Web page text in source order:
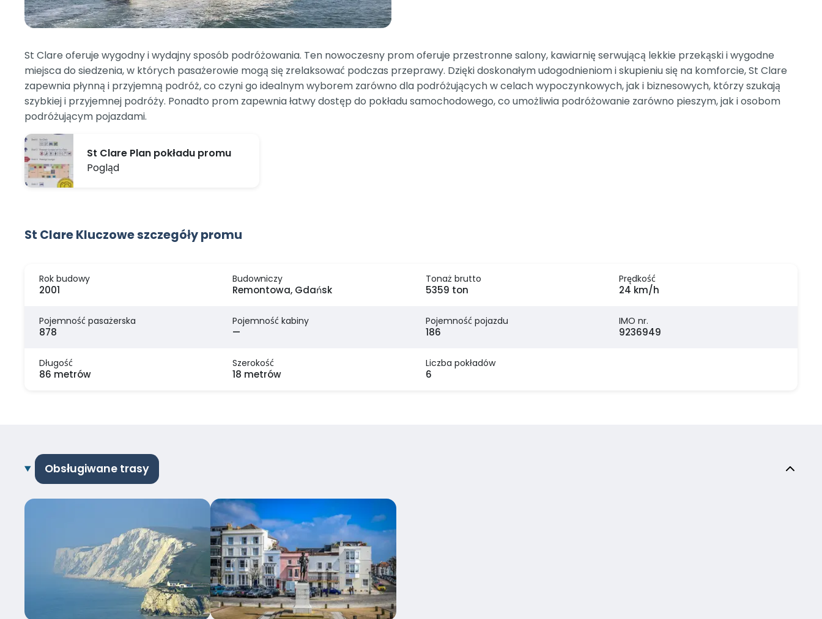
St Clare oferuje wygodny i wydajny sposób podróżowania. Ten nowoczesny prom oferuje przestronne salony, kawiarnię serwującą lekkie przekąski i wygodne
miejsca do siedzenia, w których pasażerowie mogą się zrelaksować podczas przeprawy. Dzięki doskonałym udogodnieniom i skupieniu się na komforcie, St Clare
zapewnia płynną i przyjemną podróż, co czyni go idealnym wyborem zarówno dla podróżujących w celach wypoczynkowych, jak i biznesowych, którzy szukają
szybkiej i przyjemnej podróży. Ponadto prom zapewnia łatwy dostęp do pokładu samochodowego, co umożliwia podróżowanie zarówno pieszym, jak i osobom
podróżującym pojazdami.
St Clare Plan pokładu promu
Pogląd
St Clare Kluczowe szczegóły promu
Rok budowy
2001
Budowniczy
Remontowa, Gdańsk
Tonaż brutto
5359 ton
Prędkość
24 km/h
Pojemność pasażerska
878
Pojemność kabiny
—
Pojemność pojazdu
186
IMO nr.
9236949
Długość
86 metrów
Szerokość
18 metrów
Liczba pokładów
6
Obsługiwane trasy